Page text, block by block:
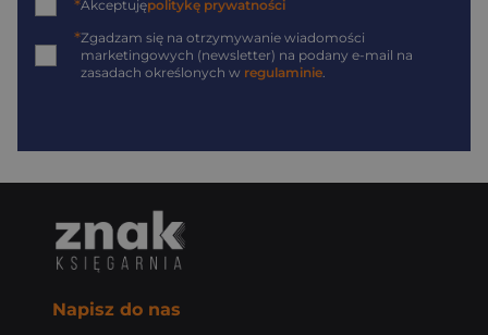
*Akceptujępolitykę prywatności
*Zgadzam się na otrzymywanie wiadomości
marketingowych (newsletter) na podany e-mail na
zasadach określonych w regulaminie.
Napisz do nas